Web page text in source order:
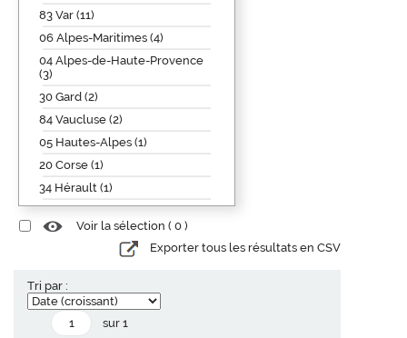
83 Var (11)
06 Alpes-Maritimes (4)
04 Alpes-de-Haute-Provence
(3)
30 Gard (2)
84 Vaucluse (2)
05 Hautes-Alpes (1)
20 Corse (1)
34 Hérault (1)
Voir la sélection ( 0 )
Exporter tous les résultats en CSV
Tri par :
sur 1